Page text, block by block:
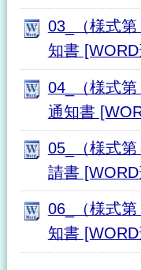
03_（様式
知書
04_（様式
通知書
05_（様式
請書
06_（様式
知書